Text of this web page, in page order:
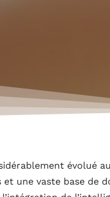
évolué
une vaste base de